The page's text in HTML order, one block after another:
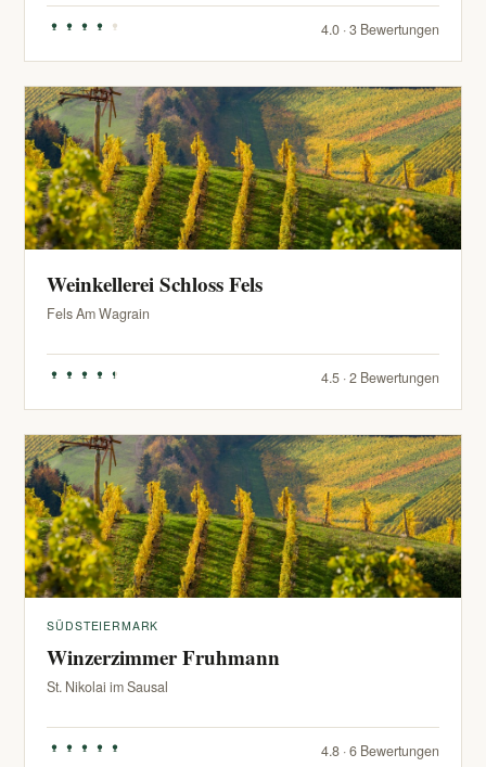
4.0 · 3 Bewertungen
Weinkellerei Schloss Fels
Fels Am Wagrain
4.5 · 2 Bewertungen
SÜDSTEIERMARK
Winzerzimmer Fruhmann
St. Nikolai im Sausal
4.8 · 6 Bewertungen